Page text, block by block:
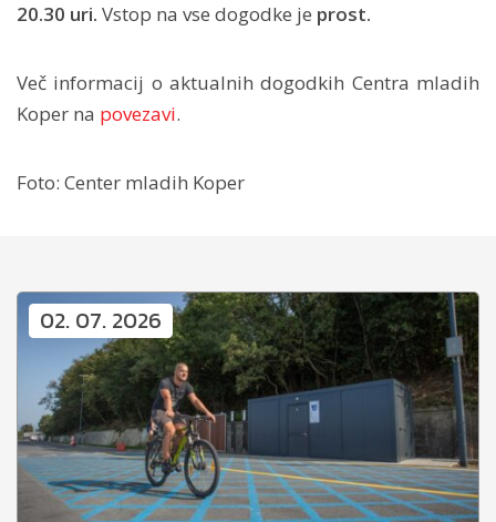
20.30 uri. Vstop na vse dogodke je prost.
Več informacij o aktualnih dogodkih Centra mladih
Koper na povezavi.
Foto: Center mladih Koper
02. 07. 2026